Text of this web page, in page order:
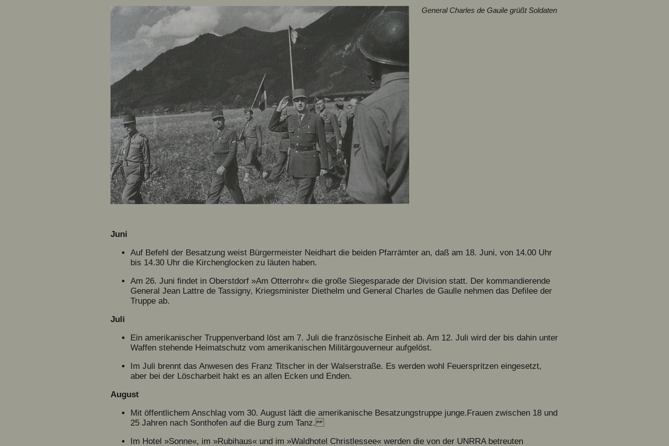
General Charles de Gauile grüßt Soldaten
Juni
Auf Befehl der Besatzung weist Bürgermeister Neidhart die beiden Pfarrämter an, daß am 18. Juni, von 14.00 Uhr
bis 14.30 Uhr die Kirchenglocken zu läuten haben.
Am 26. Juni findet in Oberstdorf »Am Otterrohr« die große Siegesparade der Division statt. Der kommandierende
General Jean Lattre de Tassigny, Kriegsminister Diethelm und General Charles de Gaulle nehmen das Defilee der
Truppe ab.
Juli
Ein amerikanischer Truppenverband löst am 7. Juli die französische Einheit ab. Am 12. Juli wird der bis dahin unter
Waffen stehende Heimatschutz vom amerikanischen Militärgouverneur aufgelöst.
Im Juli brennt das Anwesen des Franz Titscher in der Walserstraße. Es werden wohl Feuerspritzen eingesetzt,
aber bei der Löscharbeit hakt es an allen Ecken und Enden.
August
Mit öffentlichem Anschlag vom 30. August lädt die amerikanische Besatzungstruppe junge.Frauen zwischen 18 und
25 Jahren nach Sonthofen auf die Burg zum Tanz.
Im Hotel »Sonne«, im »Rubihaus« und im »Waldhotel Christlessee« werden die von der UNRRA betreuten